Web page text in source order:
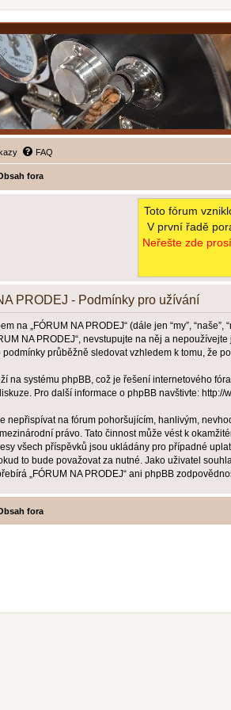
FAQ
fora
Toto fórum
V první řadě
Neřešte zde
PRODEJ - Podmínky pro užívání
na „FÓRUM NA PRODEJ“ (dále jen “my”,
NA PRODEJ“, nevstupujte na něj a
podmínky průběžně sledovat vzhledem k tomu, že
na systému phpBB, což je řešení internetového
Pro další informace o phpBB navštivte: http://
nepřispívat na fórum pohoršujícím, hanlivým,
právo. Tato činnost může vést k
všech příspěvků jsou ukládány pro případné
to bude považovat za nutné. Jako uživatel
„FÓRUM NA PRODEJ“ ani phpBB
fora